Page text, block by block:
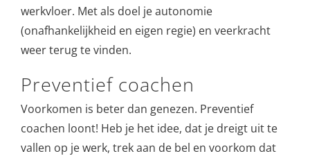
werkvloer. Met als doel je autonomie
(onafhankelijkheid en eigen regie) en veerkracht
weer terug te vinden.
Preventief coachen
Voorkomen is beter dan genezen. Preventief
coachen loont! Heb je het idee, dat je dreigt uit te
vallen op je werk, trek aan de bel en voorkom dat